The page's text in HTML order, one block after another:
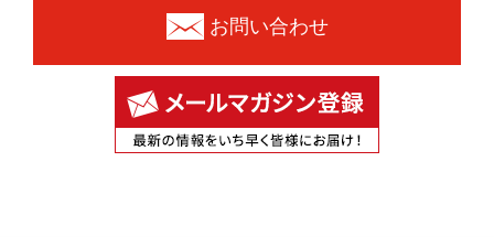
お問い合わせ